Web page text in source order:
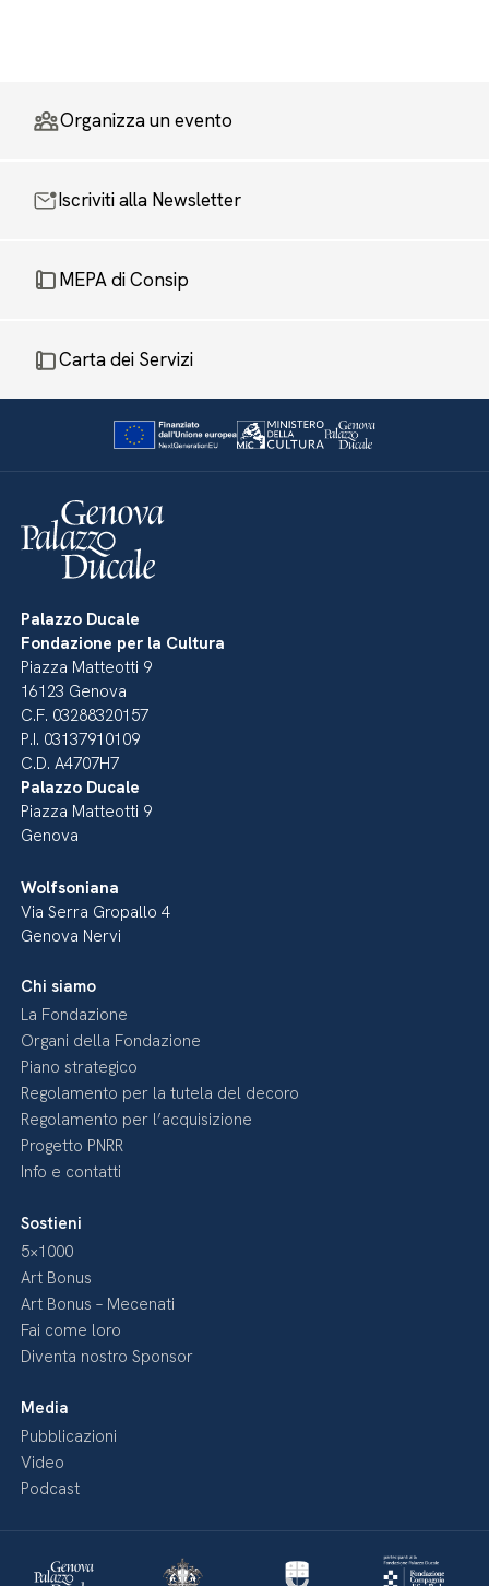
Organizza un evento
Iscriviti alla Newsletter
MEPA di Consip
Carta dei Servizi
Palazzo Ducale
Fondazione per la Cultura
Piazza Matteotti 9
16123 Genova
C.F. 03288320157
P.I. 03137910109
C.D. A4707H7
Palazzo Ducale
Piazza Matteotti 9
Genova
Wolfsoniana
Via Serra Gropallo 4
Genova Nervi
Chi siamo
La Fondazione
Organi della Fondazione
Piano strategico
Regolamento per la tutela del decoro
Regolamento per l’acquisizione
Progetto PNRR
Info e contatti
Sostieni
5×1000
Art Bonus
Art Bonus – Mecenati
Fai come loro
Diventa nostro Sponsor
Media
Pubblicazioni
Video
Podcast